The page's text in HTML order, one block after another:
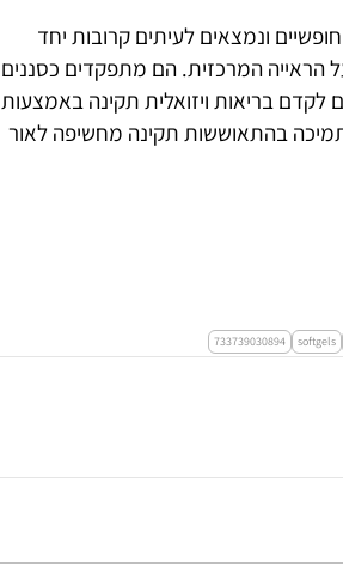
ונמצאים לעיתים קרובות יחד
הראייה המרכזית. הם מתפקדים כסננים
לקדם בריאות ויזואלית תקינה באמצעות
בהתאוששות תקינה מחשיפה לאור
softgels
733739030894